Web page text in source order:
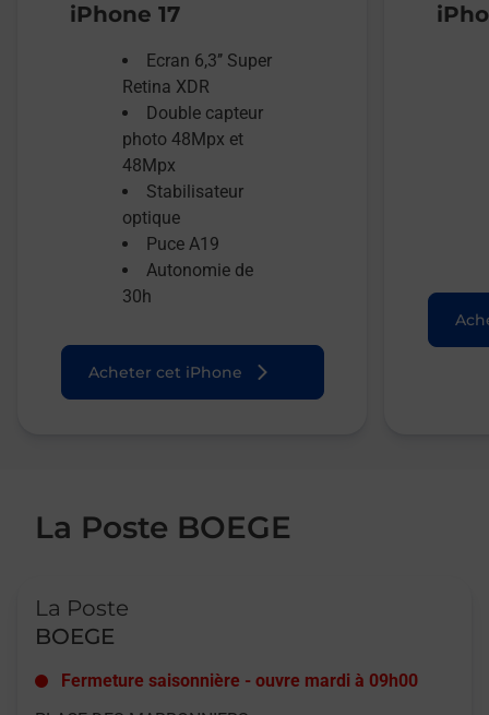
iPhone 17
Ecran 6,3’’ Super
Retina XDR
Double capteur
photo 48Mpx et
48Mpx
Stabilisateur
optique
Puce A19
Autonomie de
30h
Acheter cet iPhone
La Poste BOEGE
La Poste
BOEGE
Fermeture saisonnière - ouvre mardi à 09h00